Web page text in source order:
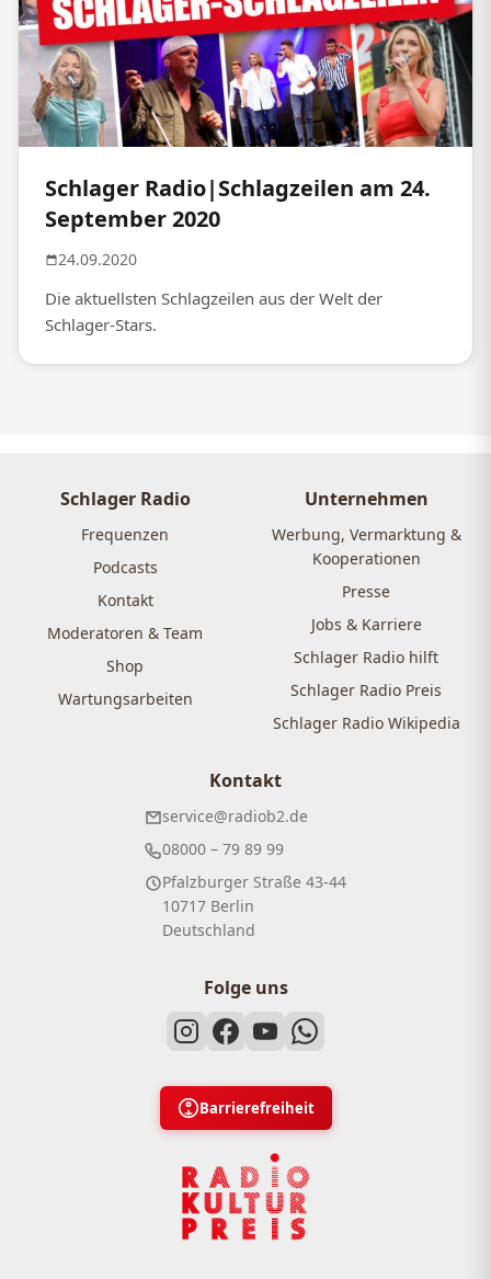
Schlager Radio|Schlagzeilen am 24.
September 2020
24.09.2020
Die aktuellsten Schlagzeilen aus der Welt der
Schlager-Stars.
Schlager Radio
Frequenzen
Podcasts
Kontakt
Moderatoren & Team
Shop
Wartungsarbeiten
Unternehmen
Werbung, Vermarktung &
Kooperationen
Presse
Jobs & Karriere
Schlager Radio hilft
Schlager Radio Preis
Schlager Radio Wikipedia
Kontakt
service@radiob2.de
08000 – 79 89 99
Pfalzburger Straße 43-44
10717 Berlin
Deutschland
Folge uns
Barrierefreiheit